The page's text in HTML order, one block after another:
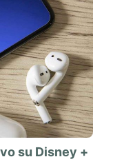
su Disney +